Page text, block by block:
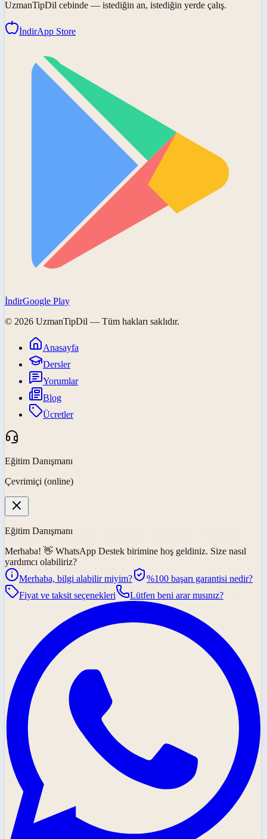
UzmanTipDil cebinde — istediğin an, istediğin yerde çalış.
İndirApp Store
İndirGoogle Play
© 2026 UzmanTipDil — Tüm hakları saklıdır.
Anasayfa
Dersler
Yorumlar
Blog
Ücretler
Eğitim Danışmanı
Çevrimiçi (online)
Eğitim Danışmanı
Merhaba! 👋 WhatsApp Destek birimine hoş geldiniz. Size nasıl
yardımcı olabiliriz?
Merhaba, bilgi alabilir miyim?
%100 başarı garantisi nedir?
Fiyat ve taksit seçenekleri
Lütfen beni arar mısınız?